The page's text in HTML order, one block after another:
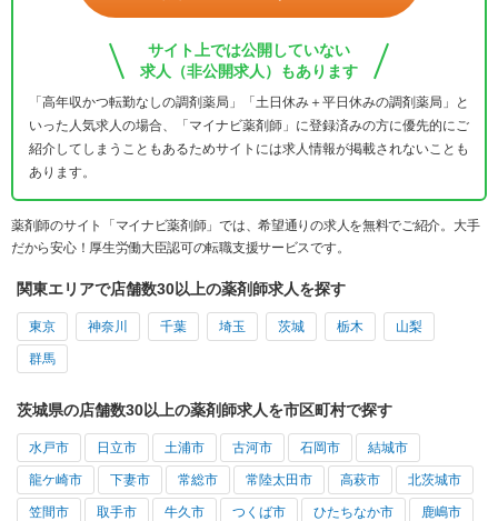
サイト上では公開していない
求人（非公開求人）もあります
「高年収かつ転勤なしの調剤薬局」「土日休み＋平日休みの調剤薬局」と
いった人気求人の場合、「マイナビ薬剤師」に登録済みの方に優先的にご
紹介してしまうこともあるためサイトには求人情報が掲載されないことも
あります。
薬剤師のサイト「マイナビ薬剤師」では、希望通りの求人を無料でご紹介。大手
だから安心！厚生労働大臣認可の転職支援サービスです。
関東エリアで店舗数30以上の薬剤師求人を探す
東京 神奈川 千葉 埼玉 茨城 栃木 山梨
群馬
茨城県の店舗数30以上の薬剤師求人を市区町村で探す
水戸市 日立市 土浦市 古河市 石岡市 結城市
龍ケ崎市 下妻市 常総市 常陸太田市 高萩市 北茨城市
笠間市 取手市 牛久市 つくば市 ひたちなか市 鹿嶋市